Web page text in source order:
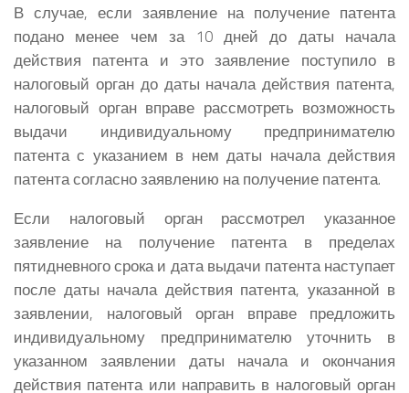
В случае, если заявление на получение патента
подано менее чем за 10 дней до даты начала
действия патента и это заявление поступило в
налоговый орган до даты начала действия патента,
налоговый орган вправе рассмотреть возможность
выдачи индивидуальному предпринимателю
патента с указанием в нем даты начала действия
патента согласно заявлению на получение патента.
Если налоговый орган рассмотрел указанное
заявление на получение патента в пределах
пятидневного срока и дата выдачи патента наступает
после даты начала действия патента, указанной в
заявлении, налоговый орган вправе предложить
индивидуальному предпринимателю уточнить в
указанном заявлении даты начала и окончания
действия патента или направить в налоговый орган